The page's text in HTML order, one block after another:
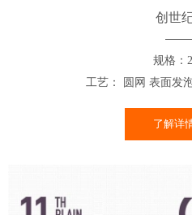
创世
规格：
工艺： 圆网 表面发
了解详